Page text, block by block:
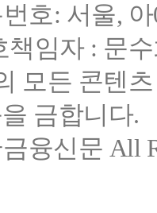
호: 서울,
책임자 : 문
모든 콘텐
금합니다.
융신문 All